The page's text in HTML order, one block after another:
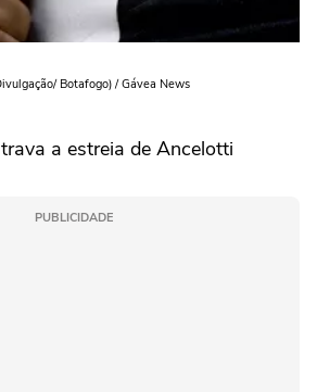
Botafogo) / Gávea News
a estreia de Ancelotti
PUBLICIDADE